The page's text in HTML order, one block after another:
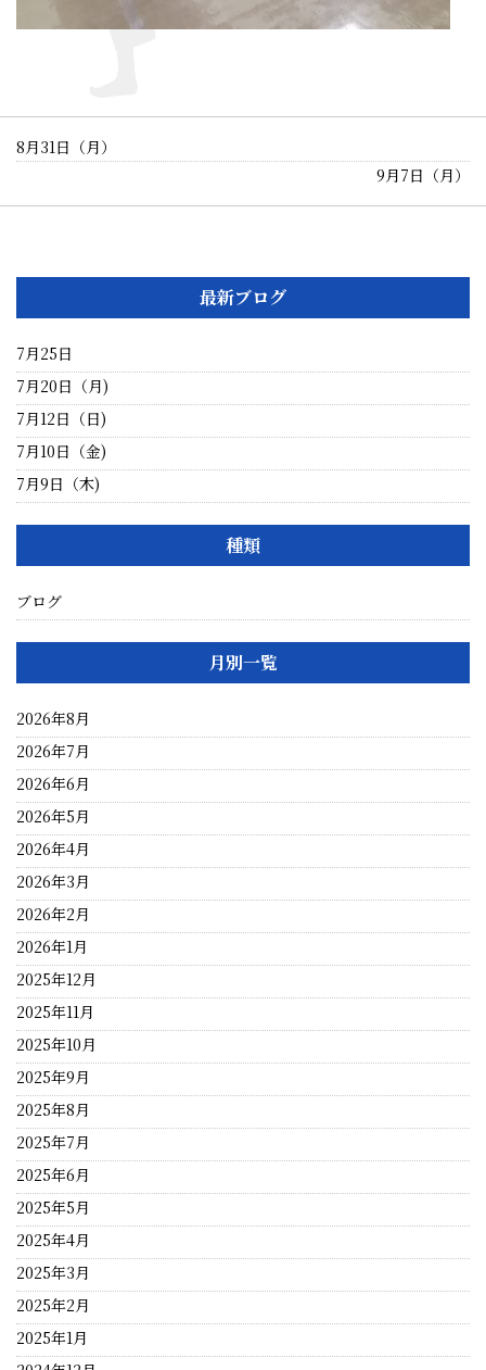
8月31日（月）
9月7日（月）
最新ブログ
7月25日
7月20日（月)
7月12日（日)
7月10日（金)
7月9日（木)
種類
ブログ
月別一覧
2026年8月
2026年7月
2026年6月
2026年5月
2026年4月
2026年3月
2026年2月
2026年1月
2025年12月
2025年11月
2025年10月
2025年9月
2025年8月
2025年7月
2025年6月
2025年5月
2025年4月
2025年3月
2025年2月
2025年1月